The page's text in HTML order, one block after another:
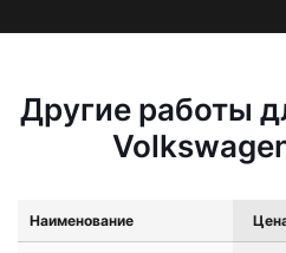
Другие работы
Наименование